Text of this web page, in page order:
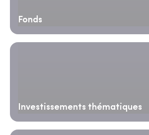
Fonds
Investissements thématiques